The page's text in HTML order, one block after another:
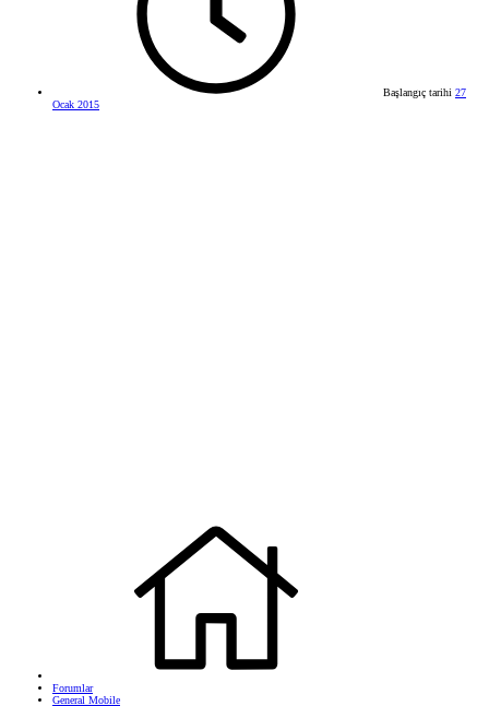
Başlangıç tarihi 27
Ocak 2015
Forumlar
General Mobile